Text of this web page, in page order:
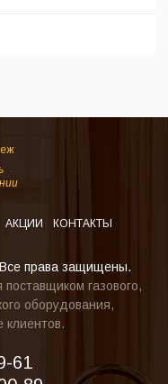
АКЦИИ КОНТАКТЫ
права защищены.
газового,
оборудования,
клиентов.
61